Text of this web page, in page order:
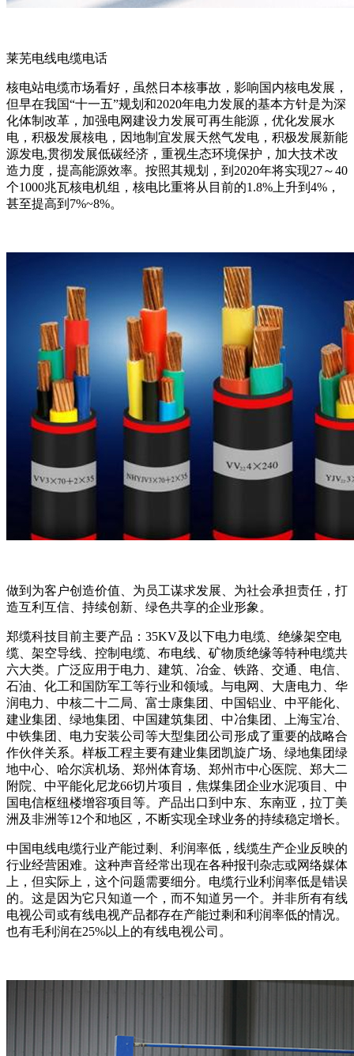
莱芜电线电缆电话
核电站电缆市场看好，虽然日本核事故，影响国内核电发展，
但早在我国“十一五”规划和2020年电力发展的基本方针是为深
化体制改革，加强电网建设力发展可再生能源，优化发展水
电，积极发展核电，因地制宜发展天然气发电，积极发展新能
源发电,贯彻发展低碳经济，重视生态环境保护，加大技术改
造力度，提高能源效率。按照其规划，到2020年将实现27～40
个1000兆瓦核电机组，核电比重将从目前的1.8%上升到4%，
甚至提高到7%~8%。
做到为客户创造价值、为员工谋求发展、为社会承担责任，打
造互利互信、持续创新、绿色共享的企业形象。
郑缆科技目前主要产品：35KV及以下电力电缆、绝缘架空电
缆、架空导线、控制电缆、布电线、矿物质绝缘等特种电缆共
六大类。广泛应用于电力、建筑、冶金、铁路、交通、电信、
石油、化工和国防军工等行业和领域。与电网、大唐电力、华
润电力、中核二十二局、富士康集团、中国铝业、中平能化、
建业集团、绿地集团、中国建筑集团、中冶集团、上海宝冶、
中铁集团、电力安装公司等大型集团公司形成了重要的战略合
作伙伴关系。样板工程主要有建业集团凯旋广场、绿地集团绿
地中心、哈尔滨机场、郑州体育场、郑州市中心医院、郑大二
附院、中平能化尼龙66切片项目，焦煤集团企业水泥项目、中
国电信枢纽楼增容项目等。产品出口到中东、东南亚，拉丁美
洲及非洲等12个和地区，不断实现全球业务的持续稳定增长。
中国电线电缆行业产能过剩、利润率低，线缆生产企业反映的
行业经营困难。这种声音经常出现在各种报刊杂志或网络媒体
上，但实际上，这个问题需要细分。电缆行业利润率低是错误
的。这是因为它只知道一个，而不知道另一个。并非所有有线
电视公司或有线电视产品都存在产能过剩和利润率低的情况。
也有毛利润在25%以上的有线电视公司。